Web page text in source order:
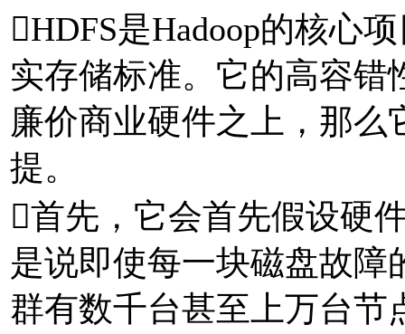
HDFS是Hadoop的核心
实存储标准。它的高容错
廉价商业硬件之上，那
提。
首先，它会首先假设硬
是说即使每一块磁盘故障
群有数千台甚至上万台节